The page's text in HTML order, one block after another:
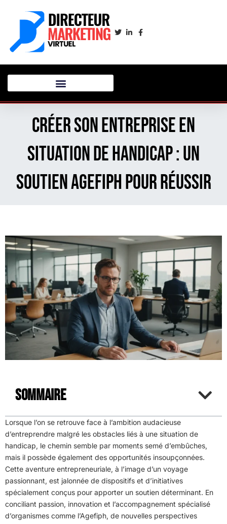
Créer son entreprise en
situation de handicap : un
soutien Agefiph pour réussir
Sommaire
Lorsque l’on se retrouve face à l’ambition audacieuse
d’entreprendre malgré les obstacles liés à une situation de
handicap, le chemin semble par moments semé d’embûches,
mais il possède également des opportunités insoupçonnées.
Cette aventure entrepreneuriale, à l’image d’un voyage
passionnant, est jalonnée de dispositifs et d’initiatives
spécialement conçus pour apporter un soutien déterminant. En
conciliant passion, innovation et l’accompagnement spécialisé
d’organismes comme l’Agefiph, de nouvelles perspectives